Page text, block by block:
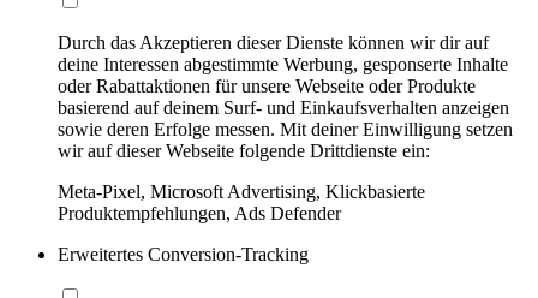
Durch das Akzeptieren dieser Dienste können wir dir auf
deine Interessen abgestimmte Werbung, gesponserte Inhalte
oder Rabattaktionen für unsere Webseite oder Produkte
basierend auf deinem Surf- und Einkaufsverhalten anzeigen
sowie deren Erfolge messen. Mit deiner Einwilligung setzen
wir auf dieser Webseite folgende Drittdienste ein:
Meta-Pixel, Microsoft Advertising, Klickbasierte
Produktempfehlungen, Ads Defender
Erweitertes Conversion-Tracking